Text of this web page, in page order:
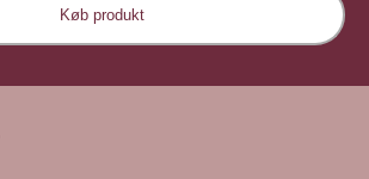
Køb produkt